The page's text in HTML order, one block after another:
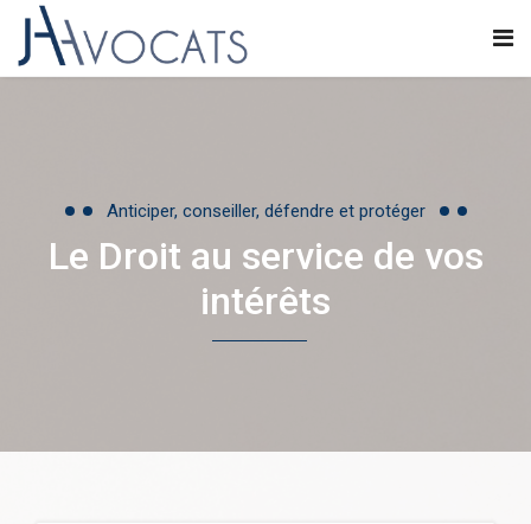
Anticiper, conseiller, défendre et protéger
Le Droit au service de vos
intérêts